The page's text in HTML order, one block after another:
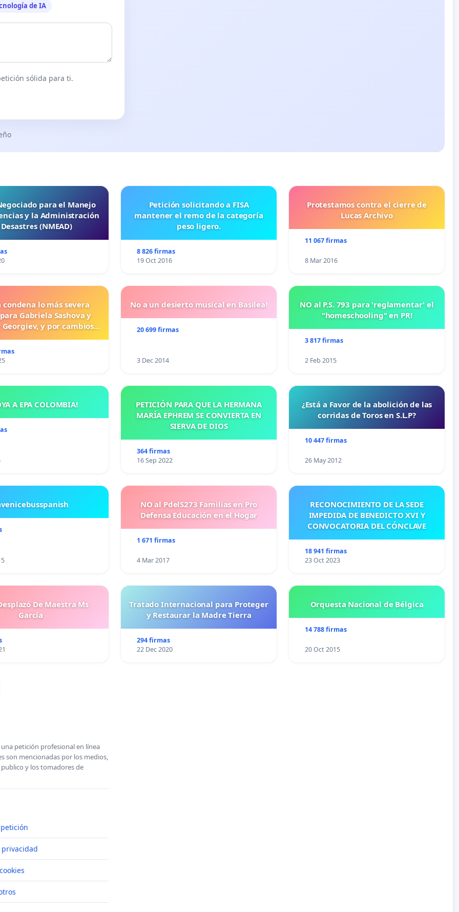
de IA
sólida para ti.
para el Manejo
y la Administración
(NMEAD)
Petición solicitando a FISA
mantener el remo de la categoría
peso ligero.
8 826 firmas
19 Oct 2016
Protestamos contra el cierre de
Lucas Archivo
11 067 firmas
8 Mar 2016
condena lo más severa
Gabriela Sashova y
y por cambios
para los crímenes
contra los animales.
No a un desierto musical en Basilea!
20 699 firmas
3 Dec 2014
NO al P.S. 793 para 'reglamentar' el
"homeschooling" en PR!
3 817 firmas
2 Feb 2015
A EPA COLOMBIA!
PETICIÓN PARA QUE LA HERMANA
MARÍA EPHREM SE CONVIERTA EN
SIERVA DE DIOS
364 firmas
16 Sep 2022
¿Está a Favor de la abolición de las
corridas de Toros en S.L.P?
10 447 firmas
26 May 2012
NO al PdelS273 Familias en Pro
Defensa Educación en el Hogar
1 671 firmas
4 Mar 2017
RECONOCIMIENTO DE LA SEDE
IMPEDIDA DE BENEDICTO XVI Y
CONVOCATORIA DEL CÓNCLAVE
18 941 firmas
23 Oct 2023
De Maestra Ms
García
Tratado Internacional para Proteger
y Restaurar la Madre Tierra
294 firmas
22 Dec 2020
Orquesta Nacional de Bélgica
14 788 firmas
20 Oct 2015
petición profesional en línea
son mencionadas por los medios,
y los tomadores de